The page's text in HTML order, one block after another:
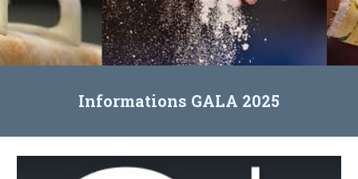
Informations GALA 2025